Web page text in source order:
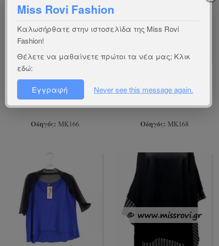
Mπολερό Ενδιάμεσο
Κοντομάνικο Onesize
Οδηγός: ΜΚ166 Οδηγός: ΜΚ168
Miss Rovi Fashion
Καλωσήρθατε στην ιστοσελίδα της Miss Rovi
Fashion!
Θέλετε να μαθαίνετε πρώτοι τα νέα μας; Κλικ
εδώ:
Εγγραφή Never see this message again.